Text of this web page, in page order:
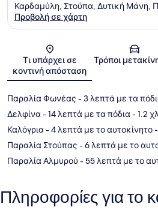
Χάρτης
Καρδαμύλη, Στούπα, Δυτική Μάνη,
Προβολή σε χάρτη
Τι υπάρχει σε
κοντινή απόσταση
Τρόποι
Παραλία Φωνέας - 3 λεπτά με τα
Δελφίνα- 14 λεπτά με τα πόδια- 1.2
Καλόγρια- 4 λεπτά με το αυτοκίνητο
Παραλία Στούπας - 6 λεπτά με το
Παραλία Αλμυρού - 55 λεπτά με το
Πληροφορίες για το